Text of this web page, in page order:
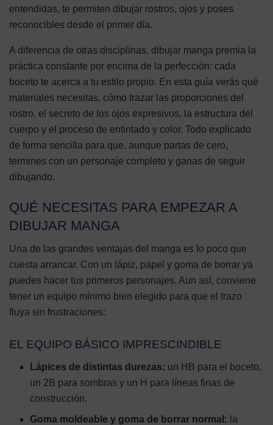
entendidas, te permiten dibujar rostros, ojos y poses
reconocibles desde el primer día.
A diferencia de otras disciplinas, dibujar manga premia la
práctica constante por encima de la perfección: cada
boceto te acerca a tu estilo propio. En esta guía verás qué
materiales necesitas, cómo trazar las proporciones del
rostro, el secreto de los ojos expresivos, la estructura del
cuerpo y el proceso de entintado y color. Todo explicado
de forma sencilla para que, aunque partas de cero,
termines con un personaje completo y ganas de seguir
dibujando.
QUÉ NECESITAS PARA EMPEZAR A
DIBUJAR MANGA
Una de las grandes ventajas del manga es lo poco que
cuesta arrancar. Con un lápiz, papel y goma de borrar ya
puedes hacer tus primeros personajes. Aun así, conviene
tener un equipo mínimo bien elegido para que el trazo
fluya sin frustraciones:
EL EQUIPO BÁSICO IMPRESCINDIBLE
Lápices de distintas durezas: un HB para el boceto,
un 2B para sombras y un H para líneas finas de
construcción.
Goma moldeable y goma de borrar normal: la